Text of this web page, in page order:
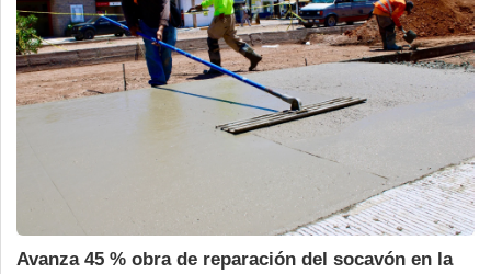
Avanza 45 % obra de reparación del socavón en la